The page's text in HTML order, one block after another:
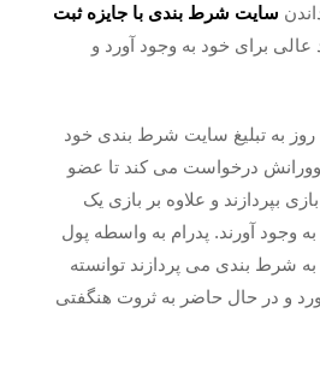
سایت شرط‌ بندی با جایزه ثبت
عالی برای خود به وجود آورد و
به تبلیغ سایت شرط بندی خود
درخواست می‌ کند تا عضو
بپردازند و علاوه بر بازی یک
وجود آورند. پدرام به واسطه پول‌
شرط بندی می‌ پردازند توانسته
و در حال حاضر به ثروت هنگفتی